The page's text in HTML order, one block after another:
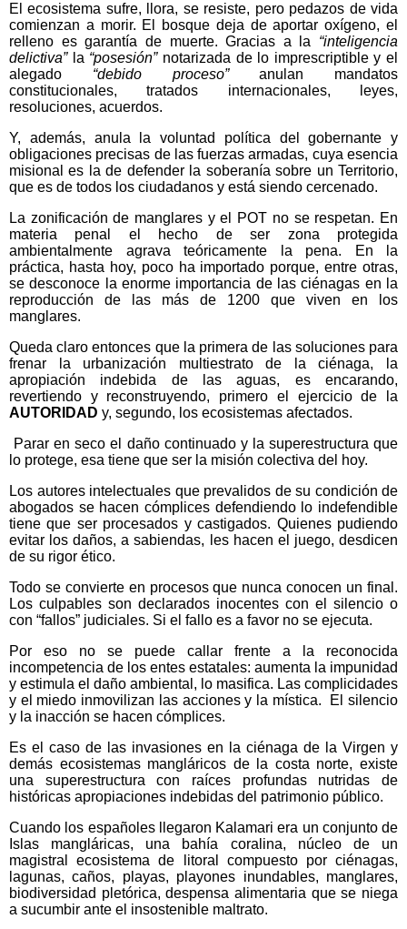
El ecosistema sufre, llora, se resiste, pero pedazos de vida
comienzan a morir. El bosque deja de aportar oxígeno, el
relleno es garantía de muerte. Gracias a la “inteligencia
delictiva”la “posesión”notarizada de lo imprescriptible y el
alegado “debido proceso”anulan mandatos
constitucionales, tratados internacionales, leyes,
resoluciones, acuerdos.
Y, además, anula la voluntad política del gobernante y
obligaciones precisas de las fuerzas armadas, cuya esencia
misional es la de defender la soberanía sobre un Territorio,
que es de todos los ciudadanos y está siendo cercenado.
La zonificación de manglares y el POT no se respetan. En
materia penal el hecho de ser zona protegida
ambientalmente agrava teóricamente la pena. En la
práctica, hasta hoy, poco ha importado porque, entre otras,
se desconoce la enorme importancia de las ciénagas en la
reproducción de las más de 1200 que viven en los
manglares.
Queda claro entonces que la primera de las soluciones para
frenar la urbanización multiestrato de la ciénaga, la
apropiación indebida de las aguas, es encarando,
revertiendo y reconstruyendo, primero el ejercicio de la
AUTORIDAD y, segundo, los ecosistemas afectados.
Parar en seco el daño continuado y la superestructura que
lo protege, esa tiene que ser la misión colectiva del hoy.
Los autores intelectuales que prevalidos de su condición de
abogados se hacen cómplices defendiendo lo indefendible
tiene que ser procesados y castigados. Quienes pudiendo
evitar los daños, a sabiendas, les hacen el juego, desdicen
de su rigor ético.
Todo se convierte en procesos que nunca conocen un final.
Los culpables son declarados inocentes con el silencio o
con “fallos” judiciales. Si el fallo es a favor no se ejecuta.
Por eso no se puede callar frente a la reconocida
incompetencia de los entes estatales: aumenta la impunidad
y estimula el daño ambiental, lo masifica. Las complicidades
y el miedo inmovilizan las acciones y la mística. El silencio
y la inacción se hacen cómplices.
Es el caso de las invasiones en la ciénaga de la Virgen y
demás ecosistemas mangláricos de la costa norte, existe
una superestructura con raíces profundas nutridas de
históricas apropiaciones indebidas del patrimonio público.
Cuando los españoles llegaron Kalamari era un conjunto de
Islas mangláricas, una bahía coralina, núcleo de un
magistral ecosistema de litoral compuesto por ciénagas,
lagunas, caños, playas, playones inundables, manglares,
biodiversidad pletórica, despensa alimentaria que se niega
a sucumbir ante el insostenible maltrato.